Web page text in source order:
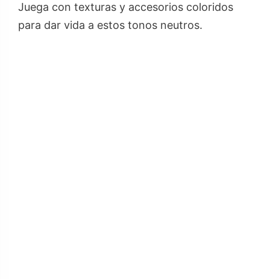
Juega con texturas y accesorios coloridos
para dar vida a estos tonos neutros.